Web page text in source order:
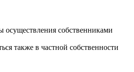
осуществления собственниками
также в частной собственности